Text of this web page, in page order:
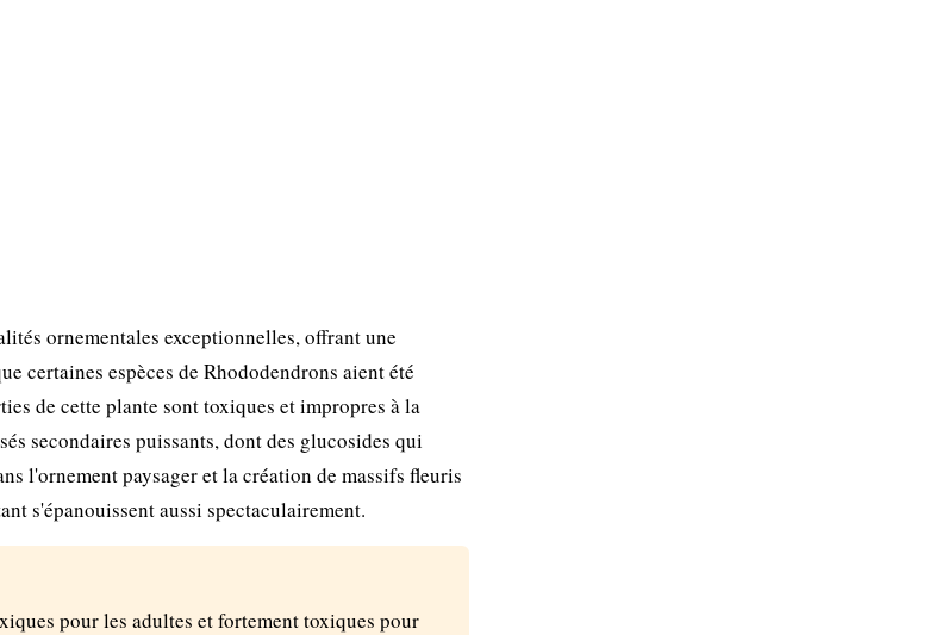
ornementales exceptionnelles, offrant une
certaines espèces de Rhododendrons aient été
de cette plante sont toxiques et impropres à la
secondaires puissants, dont des glucosides qui
l'ornement paysager et la création de massifs fleuris
s'épanouissent aussi spectaculairement.
pour les adultes et fortement toxiques pour